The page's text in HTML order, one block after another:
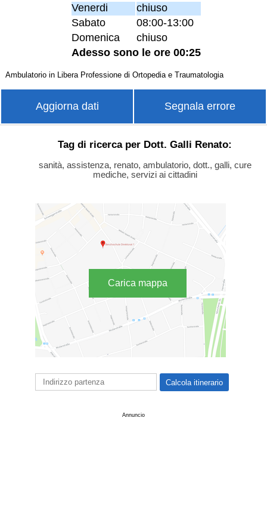
Venerdi
chiuso
Sabato
08:00-13:00
Domenica
chiuso
Adesso sono le ore 00:25
Ambulatorio in Libera Professione di Ortopedia e Traumatologia
Aggiorna dati Segnala errore
Tag di ricerca per Dott. Galli Renato:
sanità, assistenza, renato, ambulatorio, dott., galli, cure
mediche, servizi ai cittadini
Carica mappa
Annuncio